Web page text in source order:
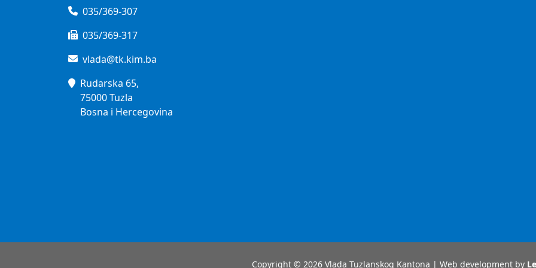
035/369-307
035/369-317
vlada@tk.kim.ba
Rudarska 65,
75000 Tuzla
Bosna i Hercegovina
Copyright © 2026 Vlada Tuzlanskog Kantona | Web development by